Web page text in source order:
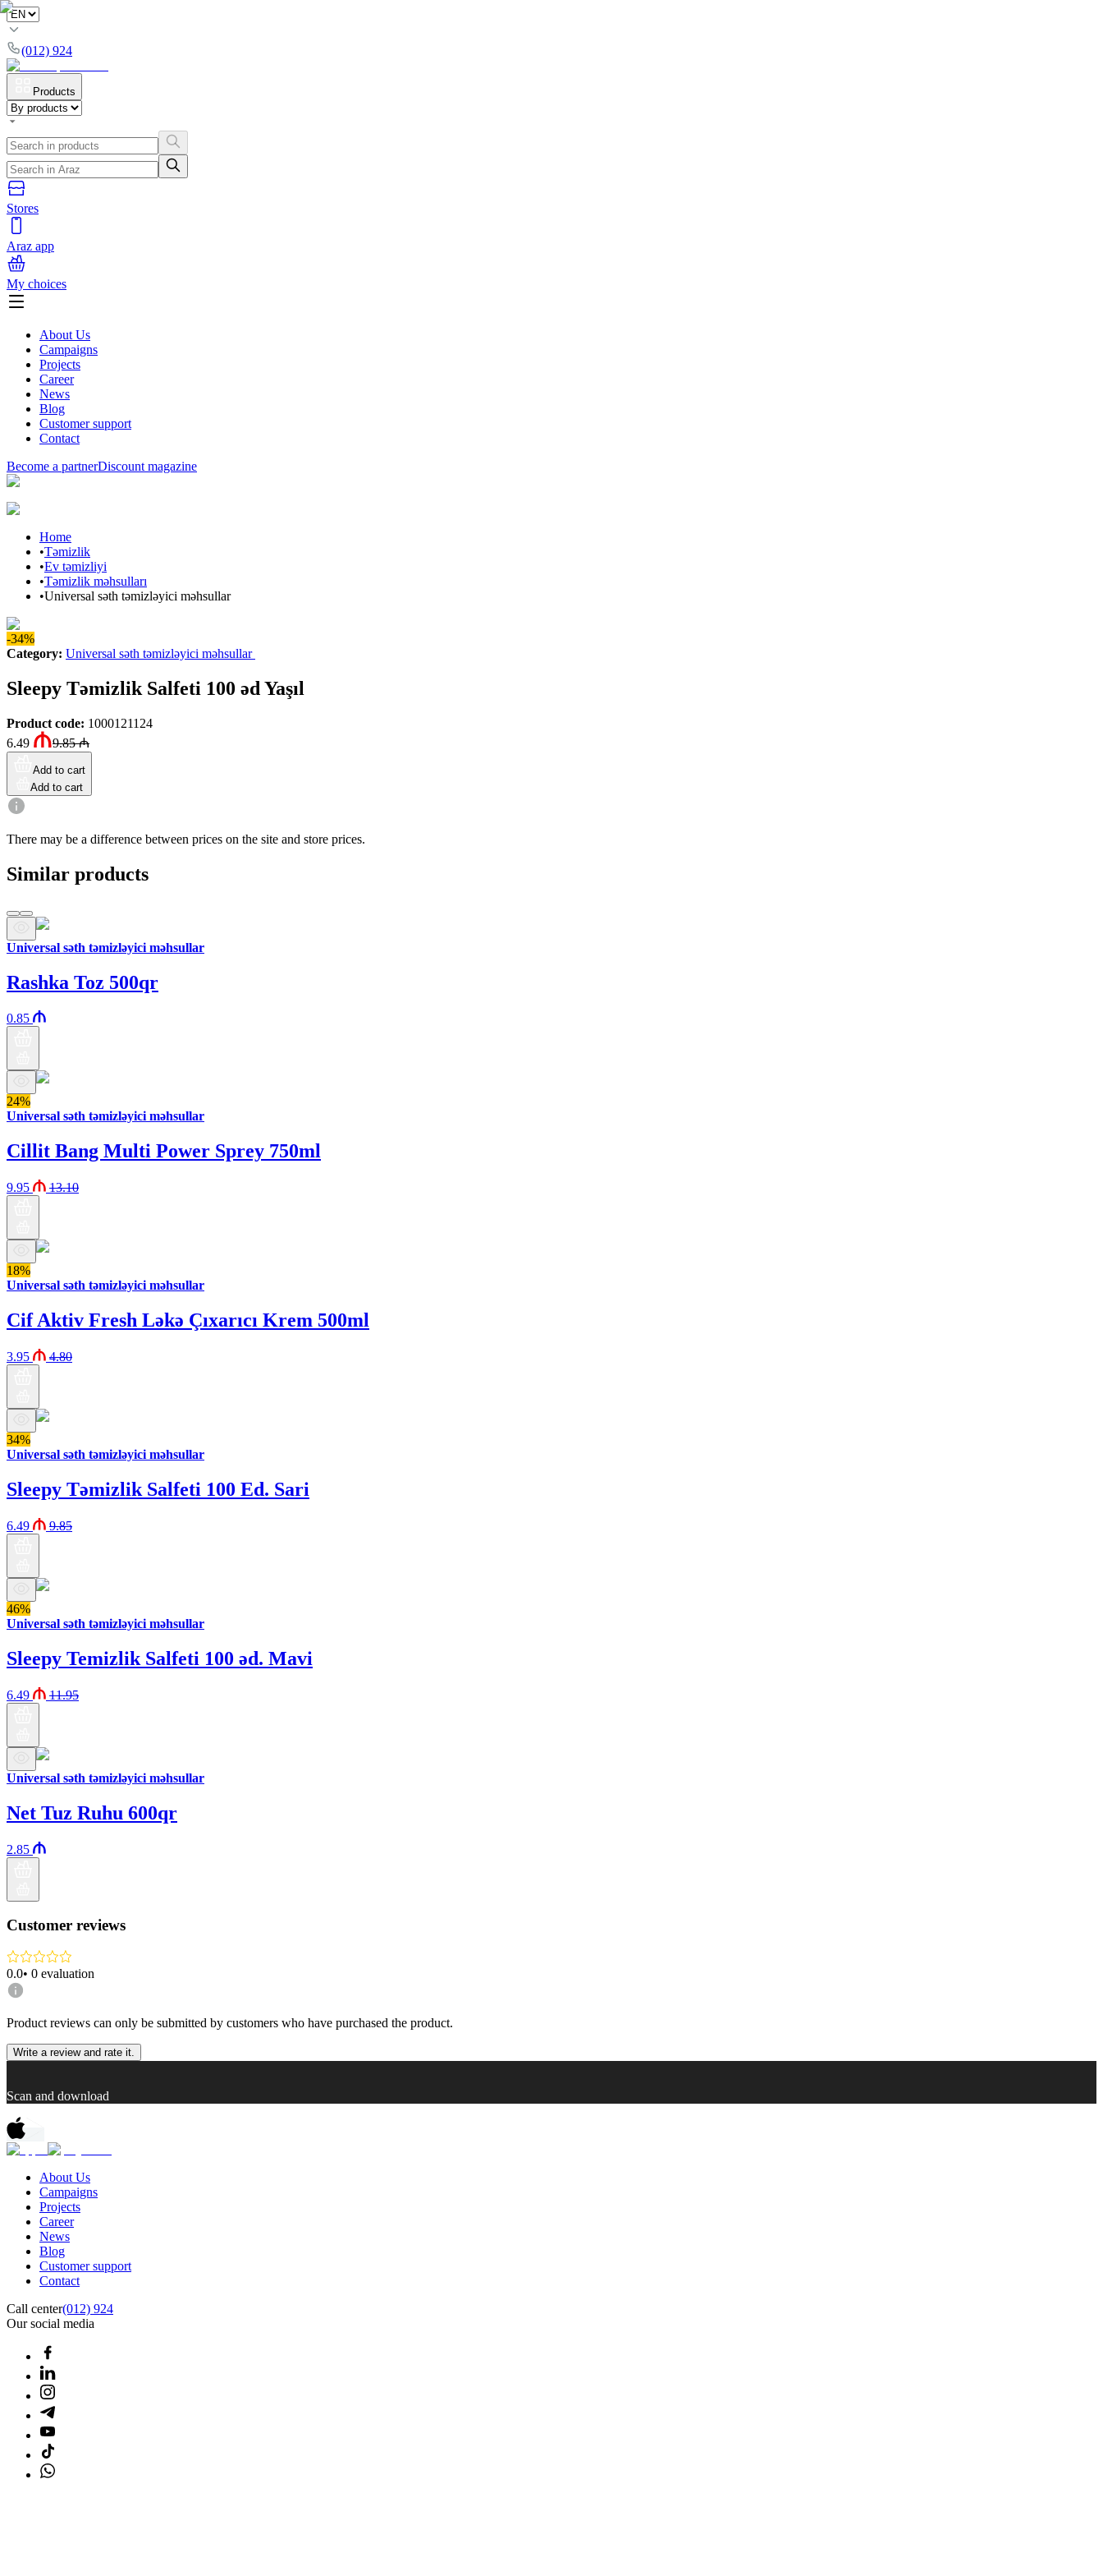
(012) 924
Products
Stores
Araz app
My choices
About Us
Campaigns
Projects
Career
News
Blog
Customer support
Contact
Become a partnerDiscount magazine
Home
•Təmizlik
•Ev təmizliyi
•Təmizlik məhsulları
•Universal səth təmizləyici məhsullar
-34%
Category: Universal səth təmizləyici məhsullar
Sleepy Təmizlik Salfeti 100 əd Yaşıl
Product code: 1000121124
6.49
9.85₼
Add to cart
Add to cart
There may be a difference between prices on the site and store prices.
Similar products
Universal səth təmizləyici məhsullar
Rashka Toz 500qr
0.85
24%
Universal səth təmizləyici məhsullar
Cillit Bang Multi Power Sprey 750ml
9.95 13.10
18%
Universal səth təmizləyici məhsullar
Cif Aktiv Fresh Ləkə Çıxarıcı Krem 500ml
3.95 4.80
34%
Universal səth təmizləyici məhsullar
Sleepy Təmizlik Salfeti 100 Ed. Sari
6.49 9.85
46%
Universal səth təmizləyici məhsullar
Sleepy Temizlik Salfeti 100 əd. Mavi
6.49 11.95
Universal səth təmizləyici məhsullar
Net Tuz Ruhu 600qr
2.85
Customer reviews
0.0• 0 evaluation
Product reviews can only be submitted by customers who have purchased the product.
Write a review and rate it.
Scan and download
About Us
Campaigns
Projects
Career
News
Blog
Customer support
Contact
Call center(012) 924
Our social media